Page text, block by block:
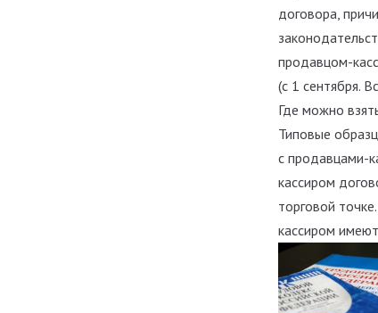
договора,
продавцом-
(с 1 сентября.
Где можно
Типовые
с продавцами-
кассиром
торговой
кассиром